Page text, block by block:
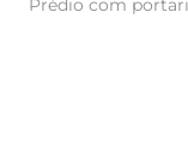
Prédio com